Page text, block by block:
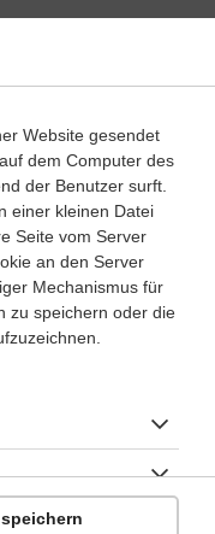
Klasse 9‐10
Jetzt lernen
Website gesendet
dem Computer des
der Benutzer surft.
einer kleinen Datei
Seite vom Server
an den Server
Mechanismus für
zu speichern oder die